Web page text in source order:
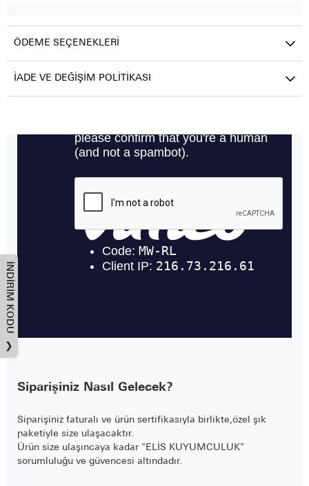
ÖDEME SEÇENEKLERI
İADE VE DEĞIŞIM POLITIKASI
Siparişiniz Nasıl Gelecek?
Siparişiniz faturalı ve ürün sertifikasıyla birlikte,özel şık
paketiyle size ulaşacaktır.
Ürün size ulaşıncaya kadar "ELİS KUYUMCULUK"
sorumluluğu ve güvencesi altındadır.
İNDIRIM KODU
❯